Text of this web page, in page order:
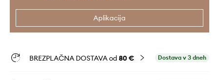
Aplikacija
BREZPLAČNA DOSTAVA od 80 € Dostava v 3 dneh